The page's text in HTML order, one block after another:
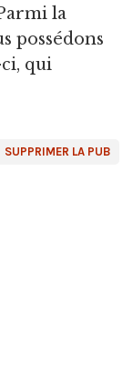
la
possédons
qui
SUPPRIMER LA PUB